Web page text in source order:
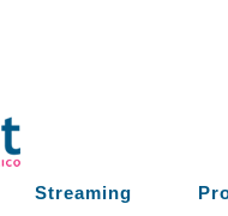
Streaming